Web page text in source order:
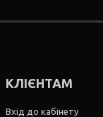
КЛІЄНТАМ
Вхід до кабінету